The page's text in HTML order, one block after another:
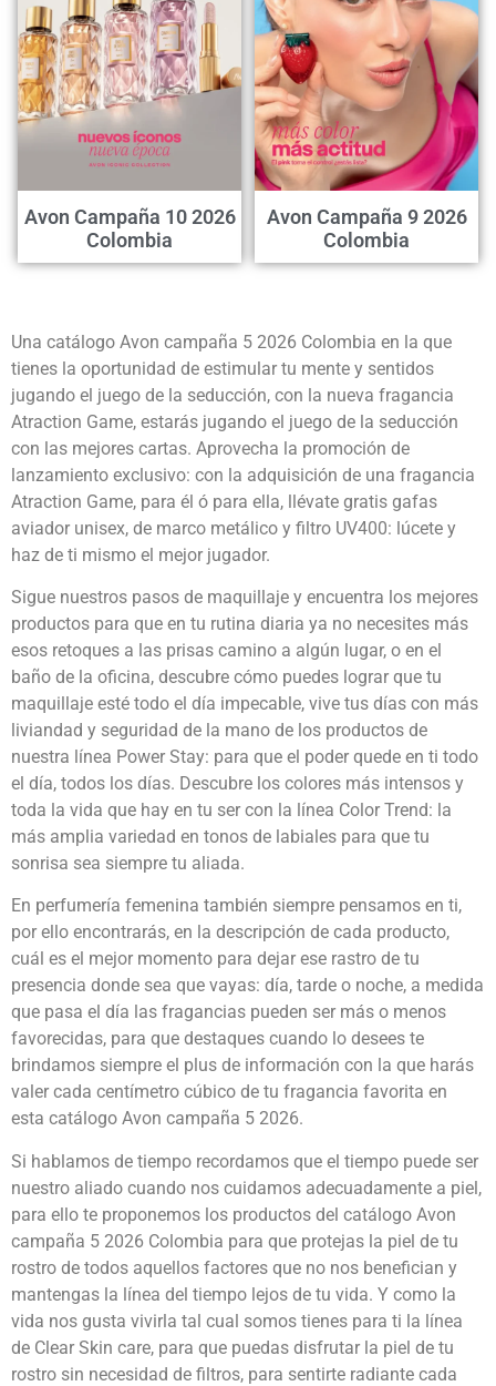
Avon Campaña 10 2026
Colombia
Avon Campaña 9 2026
Colombia
Una catálogo Avon campaña 5 2026 Colombia en la que
tienes la oportunidad de estimular tu mente y sentidos
jugando el juego de la seducción, con la nueva fragancia
Atraction Game, estarás jugando el juego de la seducción
con las mejores cartas. Aprovecha la promoción de
lanzamiento exclusivo: con la adquisición de una fragancia
Atraction Game, para él ó para ella, llévate gratis gafas
aviador unisex, de marco metálico y filtro UV400: lúcete y
haz de ti mismo el mejor jugador.
Sigue nuestros pasos de maquillaje y encuentra los mejores
productos para que en tu rutina diaria ya no necesites más
esos retoques a las prisas camino a algún lugar, o en el
baño de la oficina, descubre cómo puedes lograr que tu
maquillaje esté todo el día impecable, vive tus días con más
liviandad y seguridad de la mano de los productos de
nuestra línea Power Stay: para que el poder quede en ti todo
el día, todos los días. Descubre los colores más intensos y
toda la vida que hay en tu ser con la línea Color Trend: la
más amplia variedad en tonos de labiales para que tu
sonrisa sea siempre tu aliada.
En perfumería femenina también siempre pensamos en ti,
por ello encontrarás, en la descripción de cada producto,
cuál es el mejor momento para dejar ese rastro de tu
presencia donde sea que vayas: día, tarde o noche, a medida
que pasa el día las fragancias pueden ser más o menos
favorecidas, para que destaques cuando lo desees te
brindamos siempre el plus de información con la que harás
valer cada centímetro cúbico de tu fragancia favorita en
esta catálogo Avon campaña 5 2026.
Si hablamos de tiempo recordamos que el tiempo puede ser
nuestro aliado cuando nos cuidamos adecuadamente a piel,
para ello te proponemos los productos del catálogo Avon
campaña 5 2026 Colombia para que protejas la piel de tu
rostro de todos aquellos factores que no nos benefician y
mantengas la línea del tiempo lejos de tu vida. Y como la
vida nos gusta vivirla tal cual somos tienes para ti la línea
de Clear Skin care, para que puedas disfrutar la piel de tu
rostro sin necesidad de filtros, para sentirte radiante cada